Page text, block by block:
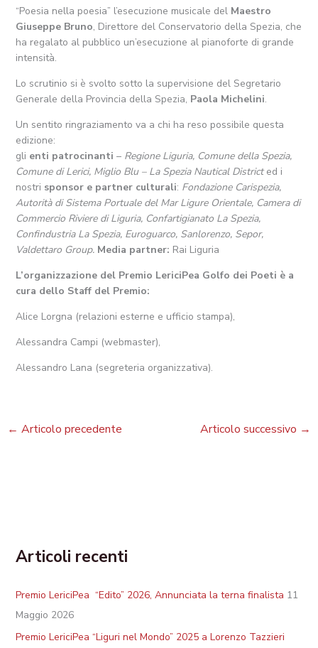
“Poesia nella poesia” l’esecuzione musicale del Maestro
Giuseppe Bruno, Direttore del Conservatorio della Spezia, che
ha regalato al pubblico un’esecuzione al pianoforte di grande
intensità.
Lo scrutinio si è svolto sotto la supervisione del Segretario
Generale della Provincia della Spezia, Paola Michelini.
Un sentito ringraziamento va a chi ha reso possibile questa
edizione:
gli enti patrocinanti – Regione Liguria, Comune della Spezia,
Comune di Lerici, Miglio Blu – La Spezia Nautical Districted i
nostri sponsor e partner culturali: Fondazione Carispezia,
Autorità di Sistema Portuale del Mar Ligure Orientale, Camera di
Commercio Riviere di Liguria, Confartigianato La Spezia,
Confindustria La Spezia, Euroguarco, Sanlorenzo, Sepor,
Valdettaro Group. Media partner: Rai Liguria
L’organizzazione del Premio LericiPea Golfo dei Poeti è a
cura dello Staff del Premio:
Alice Lorgna (relazioni esterne e ufficio stampa),
Alessandra Campi (webmaster),
Alessandro Lana (segreteria organizzativa).
← Articolo precedente Articolo successivo →
Articoli recenti
Premio LericiPea “Edito” 2026, Annunciata la terna finalista 11
Maggio 2026
Premio LericiPea “Liguri nel Mondo” 2025 a Lorenzo Tazzieri